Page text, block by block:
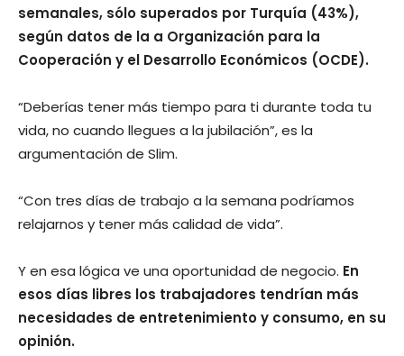
semanales, sólo superados por Turquía (43%),
según datos de la a Organización para la
Cooperación y el Desarrollo Económicos (OCDE).
“Deberías tener más tiempo para ti durante toda tu
vida, no cuando llegues a la jubilación”, es la
argumentación de Slim.
“Con tres días de trabajo a la semana podríamos
relajarnos y tener más calidad de vida”.
Y en esa lógica ve una oportunidad de negocio. En
esos días libres los trabajadores tendrían más
necesidades de entretenimiento y consumo, en su
opinión.